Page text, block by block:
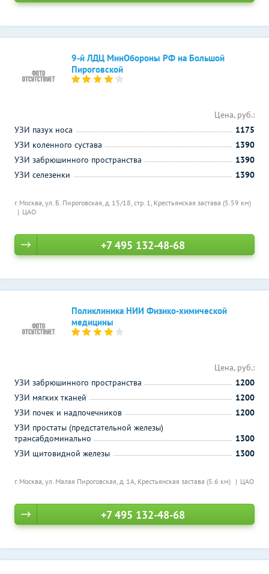
9-й ЛДЦ МинОбороны РФ на Большой
Пироговской
г. Москва, ул. Б. Пироговская, д. 15/18, стр. 1, Крестьянская застава (5.59 км)
ЦАО
Цена, руб.:
УЗИ пазух носа
1175
УЗИ коленного сустава
1390
УЗИ забрюшинного пространства
1390
УЗИ селезенки
1390
+7 495 132-48-68
Поликлиника НИИ Физико-химической
медицины
г. Москва, ул. Малая Пироговская, д. 1А, Крестьянская застава (5.6 км) ЦАО
Цена, руб.:
УЗИ забрюшинного пространства
1200
УЗИ мягких тканей
1200
УЗИ почек и надпочечников
1200
УЗИ простаты (предстательной железы)
трансабдоминально
1300
УЗИ щитовидной железы
1300
+7 495 132-48-68